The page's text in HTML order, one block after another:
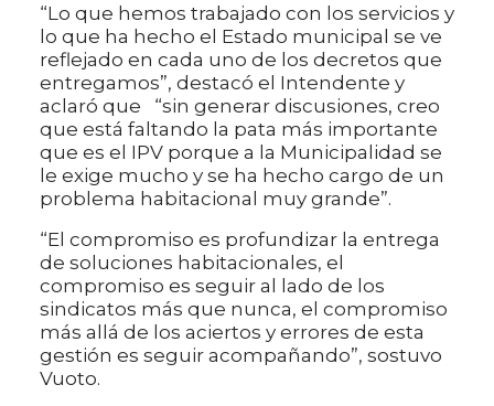
“Lo que hemos trabajado con los servicios y
lo que ha hecho el Estado municipal se ve
reflejado en cada uno de los decretos que
entregamos”, destacó el Intendente y
aclaró que “sin generar discusiones, creo
que está faltando la pata más importante
que es el IPV porque a la Municipalidad se
le exige mucho y se ha hecho cargo de un
problema habitacional muy grande”.
“El compromiso es profundizar la entrega
de soluciones habitacionales, el
compromiso es seguir al lado de los
sindicatos más que nunca, el compromiso
más allá de los aciertos y errores de esta
gestión es seguir acompañando”, sostuvo
Vuoto.